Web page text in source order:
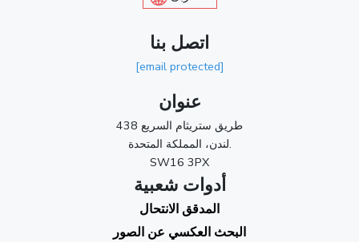
اتصل بنا
[email protected]
عنوان
438 طريق ستريثام السريع
لندن، المملكة المتحدة.
SW16 3PX
أدوات شعبية
المدقق الانتحال
البحث العكسي عن الصور